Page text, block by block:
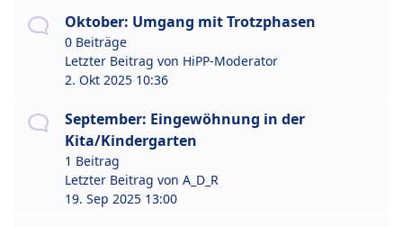
Oktober: Umgang mit Trotzphasen
0 Beiträge
Letzter Beitrag von HiPP-Moderator
2. Okt 2025 10:36
September: Eingewöhnung in der
Kita/Kindergarten
1 Beitrag
Letzter Beitrag von A_D_R
19. Sep 2025 13:00